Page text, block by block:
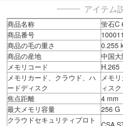
アイテム
商品名称
蛍石C
商品番号
商品の毛の重さ
0.255
商品の産地
中国
メモリコード
H.265
メモリカード、クラウド、ハ
ードディスク
メモ
ィスク
焦点距離
4 mm
最大メモリ容量
256 G
クラウドセキュリティプロト